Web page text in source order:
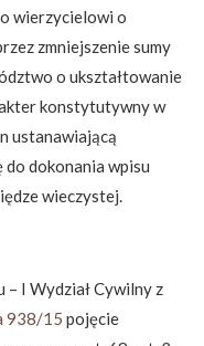
wierzycielowi o
zmniejszenie sumy
o ukształtowanie
konstytutywny w
ustanawiającą
dokonania wpisu
wieczystej.
– I Wydział Cywilny z
938/15 pojęcie